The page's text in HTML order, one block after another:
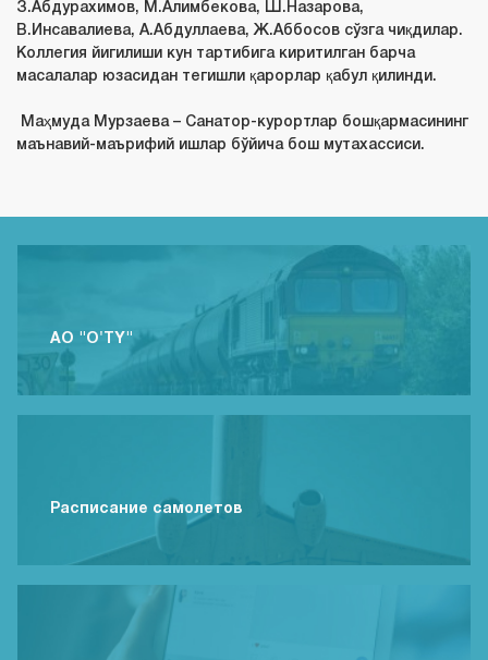
З.Абдурахимов, М.Алимбекова, Ш.Назарова,
В.Инсавалиева, А.Абдуллаева, Ж.Аббосов сўзга чиқдилар.
Коллегия йигилиши кун тартибига киритилган барча
масалалар юзасидан тегишли қарорлар қабул қилинди.
Маҳмуда Мурзаева – Санатор-курортлар бошқармасининг
маънавий-маърифий ишлар бўйича бош мутахассиси.
АО "O'TY"
Расписание самолетов